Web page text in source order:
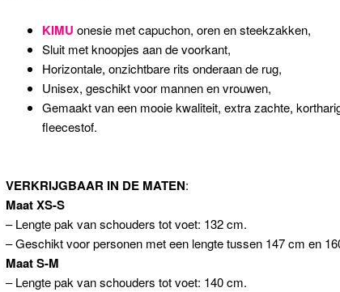
KIMU onesie met capuchon, oren en steekzakken,
Sluit met knoopjes aan de voorkant,
Horizontale, onzichtbare rits onderaan de rug,
Unisex, geschikt voor mannen en vrouwen,
Gemaakt van een mooie kwaliteit, extra zachte,
fleecestof.
VERKRIJGBAAR IN DE MATEN:
Maat XS-S
– Lengte pak van schouders tot voet: 132 cm.
– Geschikt voor personen met een lengte tussen 147 cm en
Maat S-M
– Lengte pak van schouders tot voet: 140 cm.